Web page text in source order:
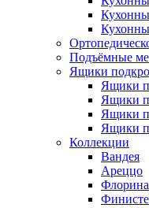
Подъёмные
Ящики
Ящики
Ящики
Ящики
Ящики
Коллекции
Вандея
Ареццо
Флорина